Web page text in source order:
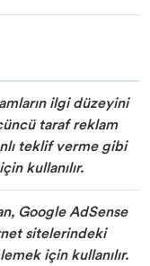
ilgi düzeyini
taraf reklam
teklif verme gibi
kullanılır.
Google AdSense
sitelerindeki
için kullanılır.